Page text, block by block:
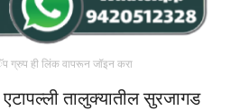
ग्रुप ही लिंक वापरून जॉइन करा
एटापल्ली तालुक्यातील सुरजागड